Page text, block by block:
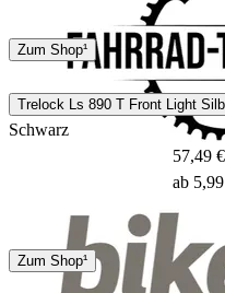
DHL
GLS
3 - 5 Tage
Zum Shop¹
Trelock Ls 890 T Front Light
Schwarz
Hermes
12 - 14 Tage
57,49 €
ab
Zum Shop¹